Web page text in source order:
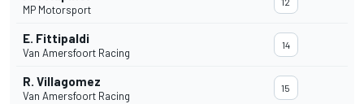
MP Motorsport
E. Fittipaldi
Van Amersfoort Racing
14
R. Villagomez
Van Amersfoort Racing
15